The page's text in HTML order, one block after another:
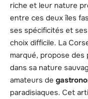
riche et leur nature
entre ces deux îles
ses spécificités et
choix difficile. La
marqué, propose des
dans sa nature
amateurs de
paradisiaques. Cet